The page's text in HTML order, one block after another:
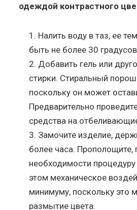
одеждой контрастного
Налить воду в таз, ее
быть не более 30
Добавить гель или
стирки. Стиральный
поскольку он может
Предварительно
средства на
Замочите изделие,
более часа. Прополощите,
необходимости процедуру
этом механическое
минимуму, поскольку это
размытие цвета.